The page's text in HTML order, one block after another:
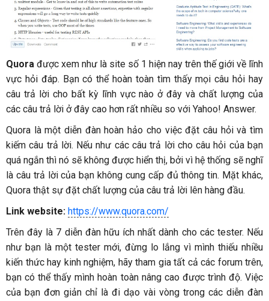
Quora được xem như là site số 1 hiện nay trên thế giới về lĩnh
vực hỏi đáp. Bạn có thể hoàn toàn tìm thấy mọi câu hỏi hay
câu trả lời cho bất kỳ lĩnh vực nào ở đây và chất lượng của
các câu trả lời ở đây cao hơn rất nhiều so với Yahoo! Answer.
Quora là một diễn đàn hoàn hảo cho việc đặt câu hỏi và tìm
kiếm câu trả lời. Nếu như các câu trả lời cho câu hỏi của bạn
quá ngắn thì nó sẽ không được hiển thị, bởi vì hệ thống sẽ nghĩ
là câu trả lời của bạn không cung cấp đủ thông tin. Mặt khác,
Quora thật sự đặt chất lượng của câu trả lời lên hàng đầu.
Link website: https://www.quora.com/
Trên đây là 7 diễn đàn hữu ích nhất dành cho các tester. Nếu
như bạn là một tester mới, đừng lo lắng vì mình thiếu nhiều
kiến thức hay kinh nghiệm, hãy tham gia tất cả các forum trên,
bạn có thể thấy mình hoàn toàn nâng cao được trình độ. Việc
của bạn đơn giản chỉ là đi dạo vài vòng trong các diễn đàn